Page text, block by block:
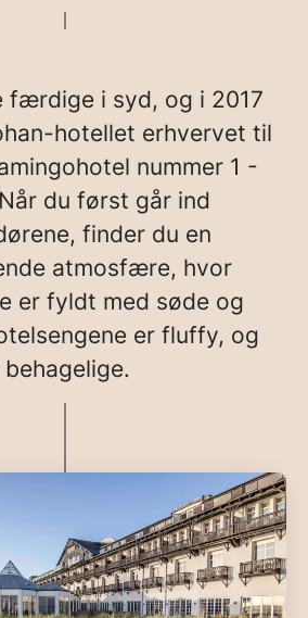
færdige i syd, og i 2017
hotellet erhvervet til
nummer 1 -
du først går ind
finder du en
atmosfære, hvor
er fyldt med søde og
er fluffy, og